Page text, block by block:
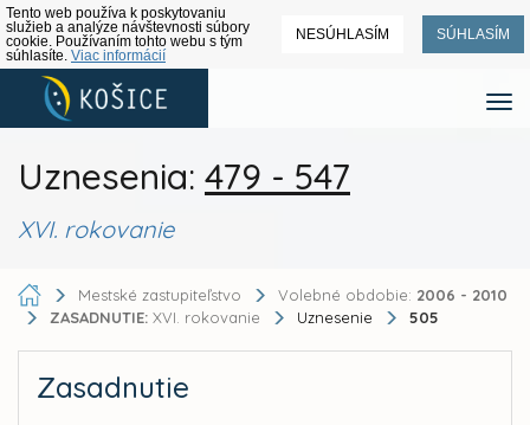
Tento web používa k poskytovaniu
služieb a analýze návštevnosti súbory
cookie. Používaním tohto webu s tým
súhlasíte. Viac informácií
NESÚHLASÍM SÚHLASÍM
Uznesenia: 479 - 547
XVI. rokovanie
Mestské zastupiteľstvo Volebné obdobie: 2006 - 2010
ZASADNUTIE: XVI. rokovanie Uznesenie 505
Zasadnutie